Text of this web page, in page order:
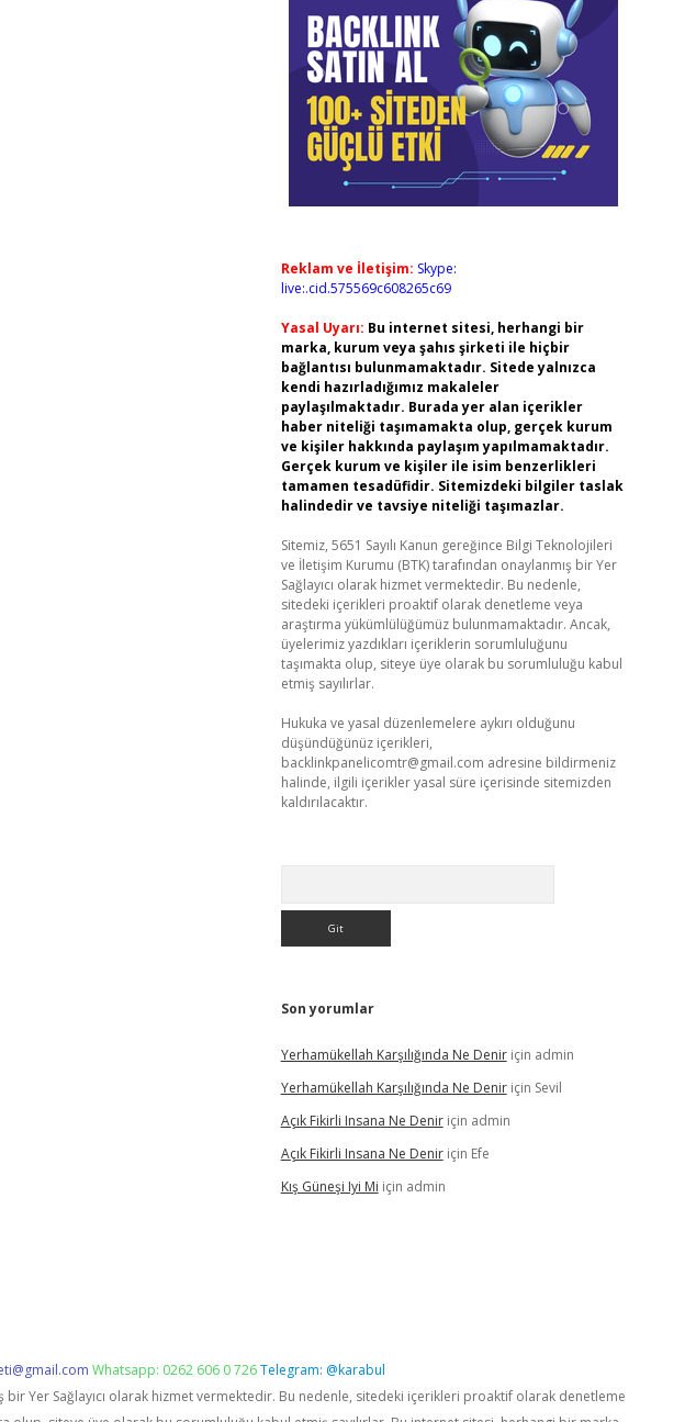
Reklam ve İletişim: Skype:
live:.cid.575569c608265c69
Yasal Uyarı: Bu internet sitesi, herhangi bir
marka, kurum veya şahıs şirketi ile hiçbir
bağlantısı bulunmamaktadır. Sitede yalnızca
kendi hazırladığımız makaleler
paylaşılmaktadır. Burada yer alan içerikler
haber niteliği taşımamakta olup, gerçek kurum
ve kişiler hakkında paylaşım yapılmamaktadır.
Gerçek kurum ve kişiler ile isim benzerlikleri
tamamen tesadüfidir. Sitemizdeki bilgiler taslak
halindedir ve tavsiye niteliği taşımazlar.
Sitemiz, 5651 Sayılı Kanun gereğince Bilgi Teknolojileri
ve İletişim Kurumu (BTK) tarafından onaylanmış bir Yer
Sağlayıcı olarak hizmet vermektedir. Bu nedenle,
sitedeki içerikleri proaktif olarak denetleme veya
araştırma yükümlülüğümüz bulunmamaktadır. Ancak,
üyelerimiz yazdıkları içeriklerin sorumluluğunu
taşımakta olup, siteye üye olarak bu sorumluluğu kabul
etmiş sayılırlar.
Hukuka ve yasal düzenlemelere aykırı olduğunu
düşündüğünüz içerikleri,
backlinkpanelicomtr@gmail.com adresine bildirmeniz
halinde, ilgili içerikler yasal süre içerisinde sitemizden
kaldırılacaktır.
Son yorumlar
Yerhamükellah Karşılığında Ne Deniriçin admin
Yerhamükellah Karşılığında Ne Deniriçin Sevil
Açık Fikirli Insana Ne Deniriçin admin
Açık Fikirli Insana Ne Deniriçin Efe
Kış Güneşi Iyi Mi için admin
Whatsapp: 0262 606 0 726Telegram: @karabul
bir Yer Sağlayıcı olarak hizmet vermektedir. Bu nedenle, sitedeki içerikleri proaktif olarak denetleme